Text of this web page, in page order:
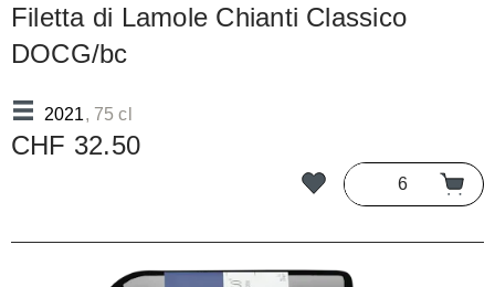
Filetta di Lamole Chianti Classico
DOCG/bc
2021, 75 cl
CHF 32.50